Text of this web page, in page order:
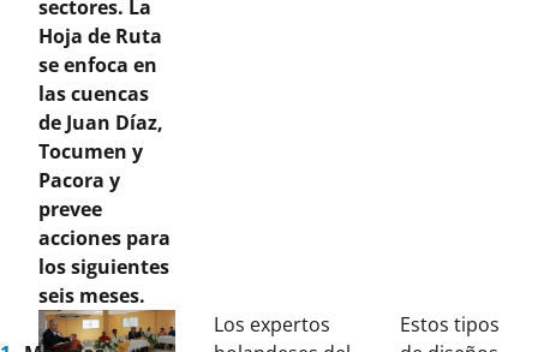
sectores. La
Hoja de Ruta
se enfoca en
las cuencas
de Juan Díaz,
Tocumen y
Pacora y
prevee
acciones para
los siguientes
seis meses.
Los expertos
Estos tipos